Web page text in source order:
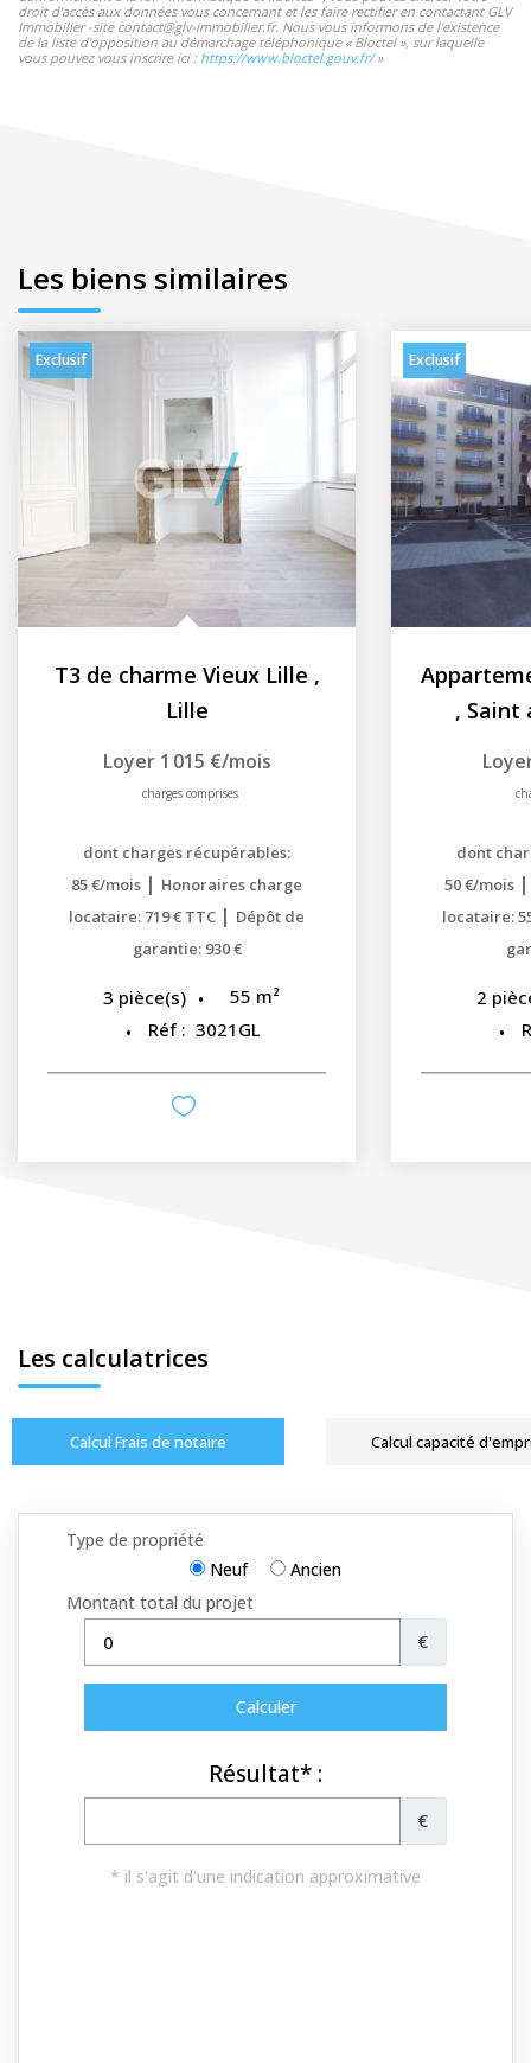
droit d'accès aux données vous concernant et les faire rectifier en contactant GLV
Immobilier -site contact@glv-immobilier.fr. Nous vous informons de l'existence
de la liste d'opposition au démarchage téléphonique « Bloctel », sur laquelle
vous pouvez vous inscrire ici : https://www.bloctel.gouv.fr/»
Les biens similaires
Exclusif
T3 de charme Vieux Lille ,
Lille
Loyer 1 015 €/mois
charges comprises
dont charges récupérables:
85 €/mois | Honoraires charge
locataire: 719 € TTC | Dépôt de
garantie: 930 €
3 pièce(s) 55 m²
Réf : 3021GL
Exclusif
, Saint
dont
50 €/mois
locataire:
2
Les calculatrices
Calcul Frais de notaire Calcul capacité